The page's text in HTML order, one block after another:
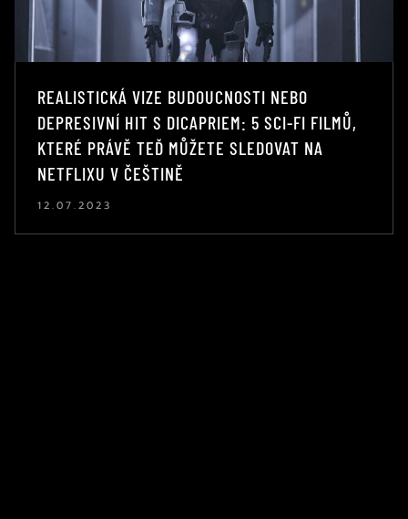
REALISTICKÁ VIZE BUDOUCNOSTI NEBO
DEPRESIVNÍ HIT S DICAPRIEM: 5 SCI-FI FILMŮ,
KTERÉ PRÁVĚ TEĎ MŮŽETE SLEDOVAT NA
NETFLIXU V ČEŠTINĚ
12.07.2023